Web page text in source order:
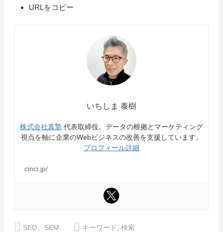
URLをコピー
いちしま 泰樹
株式会社真摯 代表取締役。データの根拠とマーケティング
視点を軸に企業のWebビジネスの改善を支援しています。
プロフィール詳細
cinci.jp/
SEO、SEM キーワード 検索